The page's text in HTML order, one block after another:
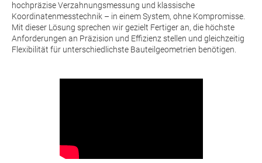
hochpräzise Verzahnungsmessung und klassische
Koordinatenmesstechnik – in einem System, ohne Kompromisse.
Mit dieser Lösung sprechen wir gezielt Fertiger an, die höchste
Anforderungen an Präzision und Effizienz stellen und gleichzeitig
Flexibilität für unterschiedlichste Bauteilgeometrien benötigen.